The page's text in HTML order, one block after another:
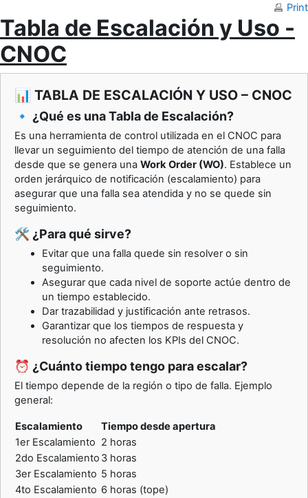
Print
Tabla de Escalación y Uso -
CNOC
📊 TABLA DE ESCALACIÓN Y USO – CNOC
🔹 ¿Qué es una Tabla de Escalación?
Es una herramienta de control utilizada en el CNOC para
llevar un seguimiento del tiempo de atención de una falla
desde que se genera una Work Order (WO). Establece un
orden jerárquico de notificación (escalamiento) para
asegurar que una falla sea atendida y no se quede sin
seguimiento.
🛠️ ¿Para qué sirve?
Evitar que una falla quede sin resolver o sin
seguimiento.
Asegurar que cada nivel de soporte actúe dentro de
un tiempo establecido.
Dar trazabilidad y justificación ante retrasos.
Garantizar que los tiempos de respuesta y
resolución no afecten los KPIs del CNOC.
⏰ ¿Cuánto tiempo tengo para escalar?
El tiempo depende de la región o tipo de falla. Ejemplo
general:
Escalamiento
Tiempo desde apertura
1er Escalamiento 2 horas
2do Escalamiento 3 horas
3er Escalamiento 5 horas
4to Escalamiento 6 horas (tope)